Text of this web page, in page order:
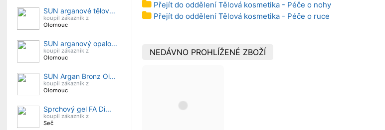
SUN arganové tělov...
koupil zákazník z
Olomouc
SUN arganový opalo...
koupil zákazník z
Olomouc
SUN Argan Bronz Oi...
koupil zákazník z
Olomouc
Sprchový gel FA Di...
koupil zákazník z
Seč
Přejít do oddělení Tělová kosmetika - Péče o nohy
Přejít do oddělení Tělová kosmetika - Péče o ruce
NEDÁVNO PROHLÍŽENÉ ZBOŽÍ